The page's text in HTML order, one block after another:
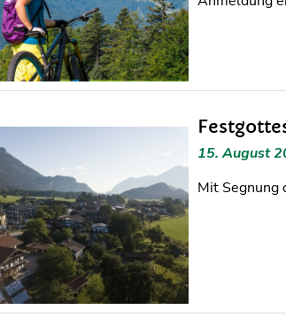
15. August
Mit Segnung